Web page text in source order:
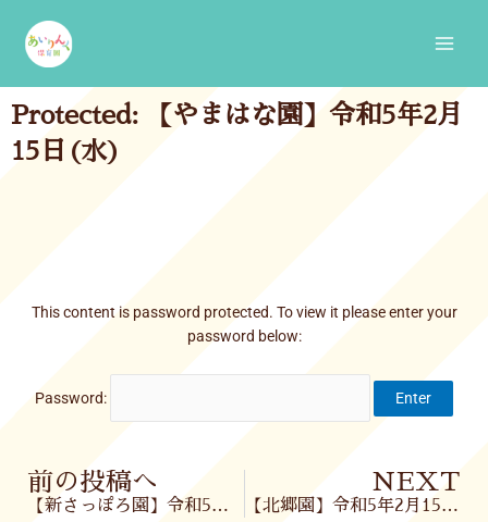
content
Protected: 【やまはな園】令和5年2月
15日(水)
This content is password protected. To view it please enter your
password below:
Password:
Prev
前の投稿へ
【新さっぽろ園】令和5年2月15日(水)
NEXT
【北郷園】令和5年2月15日(水)